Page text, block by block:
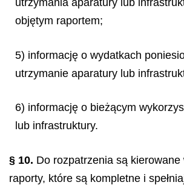
utrzymania aparatury lub
objętym raportem;
5) informację o wydatkach
utrzymanie aparatury lub
6) informację o bieżącym
lub infrastruktury.
§ 10. Do rozpatrzenia są kierowane
raporty, które są kompletne i